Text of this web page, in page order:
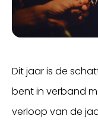
Inloggen
Dit jaar is de
bent in verband
verloop van de